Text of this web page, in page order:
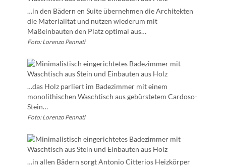
…in den Bädern en Suite übernehmen die Architekten
die Materialität und nutzen wiederum mit
Maßeinbauten den Platz optimal aus…
Foto: Lorenzo Pennati
…das Holz parliert im Badezimmer mit einem
monolithischen Waschtisch aus gebürstetem Cardoso-
Stein…
Foto: Lorenzo Pennati
…in allen Bädern sorgt Antonio Citterios Heizkörper